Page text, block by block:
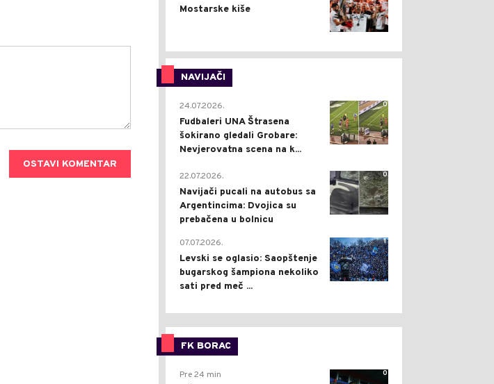
OSTAVI KOMENTAR
Mostarske kiše
NAVIJAČI
0
24.07.2026.
Fudbaleri UNA Štrasena
šokirano gledali Grobare:
Nevjerovatna scena na k...
0
22.07.2026.
Navijači pucali na autobus sa
Argentincima: Dvojica su
prebačena u bolnicu
1
07.07.2026.
Levski se oglasio: Saopštenje
bugarskog šampiona nekoliko
sati pred meč ...
FK BORAC
0
Pre 24 min